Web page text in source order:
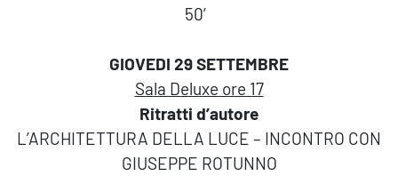
50′
GIOVEDI 29 SETTEMBRE
Sala Deluxe ore 17
Ritratti d’autore
L’ARCHITETTURA DELLA LUCE – INCONTRO CON
GIUSEPPE ROTUNNO